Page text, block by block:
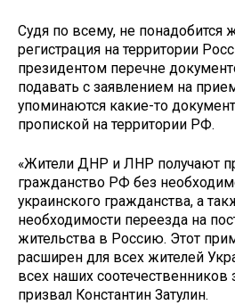
Судя по всему, не понадобится
регистрация на территории
президентом перечне
подавать с заявлением на
упоминаются какие-то
пропиской на территории РФ.
«Жители ДНР и ЛНР получают
гражданство РФ без
украинского гражданства, а
необходимости переезда на
жительства в Россию. Этот
расширен для всех жителей
всех наших
призвал Константин Затулин.